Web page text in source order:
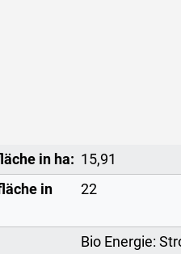
in ha: 15,91
in
22
Bio Energie: